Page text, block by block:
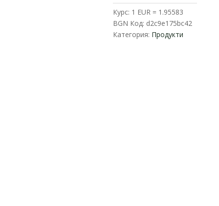
A3
750W
Lux
-
Курс: 1 EUR = 1.95583
BGN Код: d2c9e175bc42
Категория: Продукти